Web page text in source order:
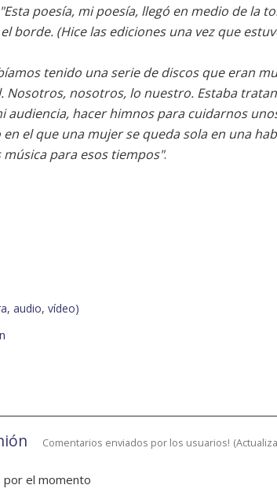
"Esta poesía, mi poesía, llegó en medio de la
borde. (Hice las ediciones una vez que
tenido una serie de discos que eran
Nosotros, nosotros, lo nuestro. Estaba
audiencia, hacer himnos para cuidarnos
el que una mujer se queda sola en una
para esos tiempos".
audio, vídeo)
Comentarios enviados por los usuarios! (
por el momento